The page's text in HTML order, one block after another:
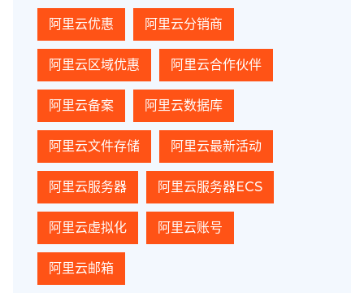
阿里云优惠 阿里云分销商
阿里云区域优惠 阿里云合作伙伴
阿里云备案 阿里云数据库
阿里云文件存储 阿里云最新活动
阿里云服务器 阿里云服务器ECS
阿里云虚拟化 阿里云账号
阿里云邮箱